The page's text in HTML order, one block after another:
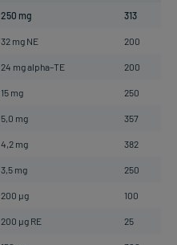
250 mg 313
32 mg NE 200
24 mg alpha–TE 200
15 mg 250
5,0 mg 357
4,2 mg 382
3,5 mg 250
200 µg 100
200 µg RE 25